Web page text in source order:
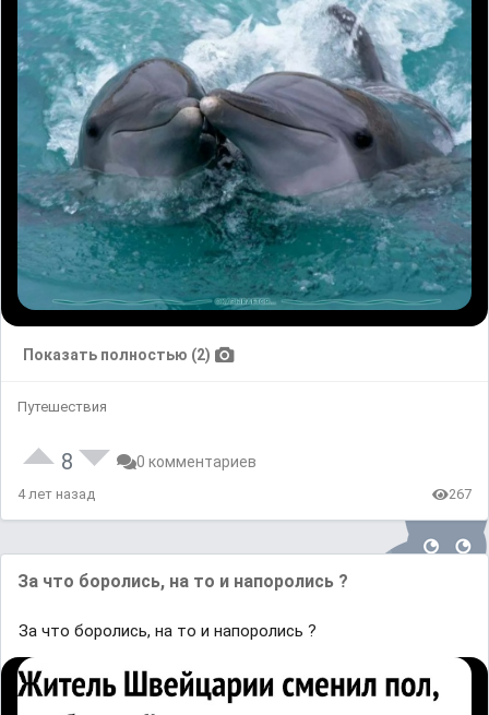
Показать полностью (2)
Путешествия
8 0 комментариев
4 лет назад 267
За что боролись, на то и напоролись ?
За что боролись, на то и напоролись ?